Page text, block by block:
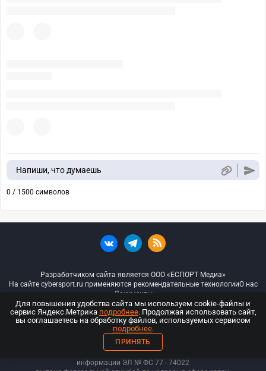
Напиши, что думаешь
0 / 1500 символов
Разработчиком сайта является ООО «ЕСПОРТ Медиа»
На сайте cybersport.ru применяются рекомендательные технологииО нас
Документы
© ООО «Киберспорт.ру» — Все права защищены
18+
ООО «Киберспорт.ру». Свидетельство о регистрации средств массовой
информации ЭЛ № ФС 77 - 74022
Для повышения удобства сайта мы используем cookie-файлы и
сервис Яндекс.Метрика подробнее. Продолжая использовать сайт,
вы соглашаетесь на обработку файлов, используемых сервисом
подробнее.
ПРИНЯТЬ